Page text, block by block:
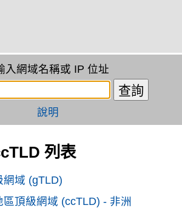
入網域名稱或 IP 位址
說明
列表
域 (gTLD)
頂級網域 (ccTLD) - 非洲